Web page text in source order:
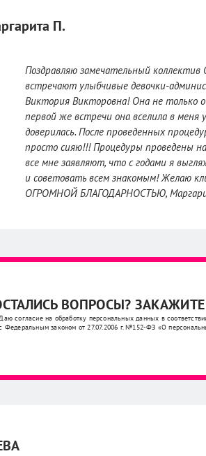
П.
Поздравляю замечательный
встречают улыбчивые девочки-
Виктория Викторовна! Она не только
первой же встречи она вселила в меня
доверилась. После проведенных
просто сияю!!! Процедуры проведены
все мне заявляют, что с годами я
и советовать всем знакомым! Желаю
ОГРОМНОЙ БЛАГОДАРНОСТЬЮ,
ВОПРОСЫ?
согласие на обработку персональных данных в
Федеральным законом от 27.07.2006 г. №152-ФЗ «О